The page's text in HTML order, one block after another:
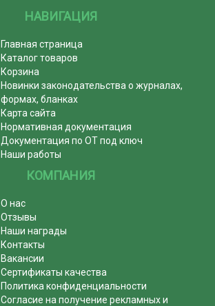
НАВИГАЦИЯ
Главная страница
Каталог товаров
Корзина
Новинки законодательства о журналах,
формах, бланках
Карта сайта
Нормативная документация
Документация по ОТ под ключ
Наши работы
КОМПАНИЯ
О нас
Отзывы
Наши награды
Контакты
Вакансии
Сертификаты качества
Политика конфиденциальности
Согласие на получение рекламных и